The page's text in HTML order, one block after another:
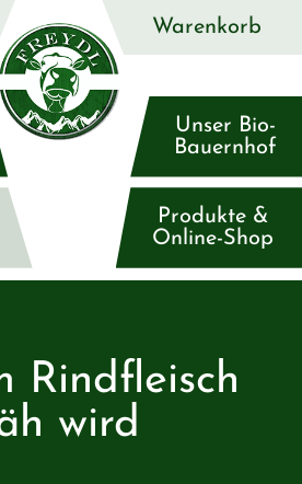
Unser Bio-
Bauernhof
Produkte &
Online-Shop
Warenkorb
Rindfleisch
wird